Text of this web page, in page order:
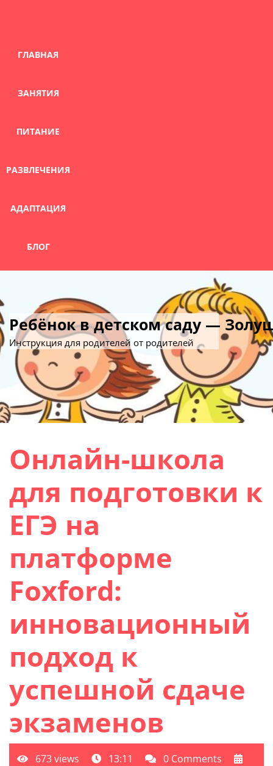
ГЛАВНАЯ
ЗАНЯТИЯ
ПИТАНИЕ
РАЗВЛЕЧЕНИЯ
АДАПТАЦИЯ
БЛОГ
Ребёнок в детском саду —
Инструкция для родителей от родителей
Онлайн-школа
для подготовки к
ЕГЭ на
платформе
Foxford:
инновационный
подход к
успешной сдаче
экзаменов
673 views 13:11
0 Comments